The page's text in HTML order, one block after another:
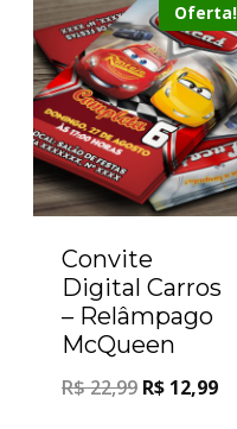
Oferta!
Convite
Digital Carros
– Relâmpago
McQueen
R$22,99 R$ 12,99